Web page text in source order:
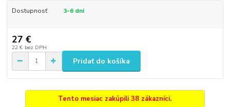
Dostupnosť 3-6 dni
27 €
22 € bez DPH
Pridať do košíka
Tento mesiac zakúpili 38 zákazníci.